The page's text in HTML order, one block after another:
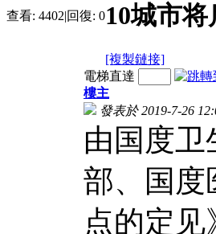
查看: 4402|回復: 010城市
[複製鏈接]
電梯直達
樓主
發表於 2019-7-26
由国度
部、国度
点的定见